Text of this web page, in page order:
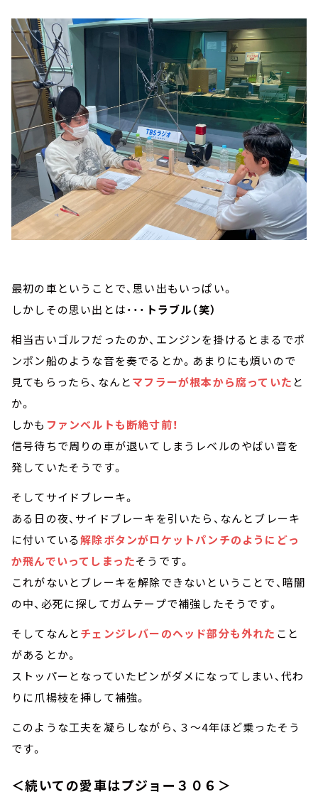
最初の車ということで、思い出もいっぱい。
しかしその思い出とは・・・ トラブル（笑）
相当古いゴルフだったのか、エンジンを掛けるとまるでポ
ンポン船のような音を奏でるとか。あまりにも煩いので
見てもらったら、なんとマフラーが根本から腐っていた と
か。
しかも ファンベルトも断絶寸前！
信号待ちで周りの車が退いてしまうレベルのやばい音を
発していたそうです。
そしてサイドブレーキ。
ある日の夜、サイドブレーキを引いたら、なんとブレーキ
に付いている解除ボタンがロケットパンチのようにどっ
か飛んでいってしまったそうです。
これがないとブレーキを解除できないということで、暗闇
の中、必死に探してガムテープで補強したそうです。
そしてなんとチェンジレバーのヘッド部分も外れた こと
があるとか。
ストッパーとなっていたピンがダメになってしまい、代わ
りに爪楊枝を挿して補強。
このような工夫を凝らしながら、３～4年ほど乗ったそう
です。
＜続いての愛車はプジョー３０６＞